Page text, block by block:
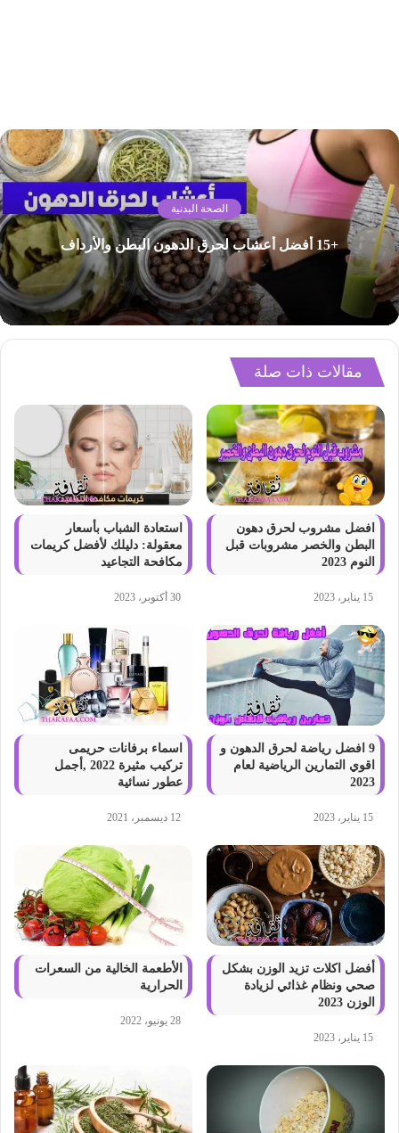
الصحة البدنية
+15 أفضل أعشاب لحرق الدهون البطن والأرداف
مقالات ذات صلة
افضل مشروب لحرق دهون
البطن والخصر مشروبات قبل
النوم 2023
15 يناير، 2023
استعادة الشباب بأسعار
معقولة: دليلك لأفضل كريمات
مكافحة التجاعيد
30 أكتوبر، 2023
9 افضل رياضة لحرق الدهون و
اقوي التمارين الرياضية لعام
2023
15 يناير، 2023
اسماء برفانات حريمى
تركيب مثيرة 2022 ,أجمل
عطور نسائية
12 ديسمبر، 2021
أفضل اكلات تزيد الوزن بشكل
صحي ونظام غذائي لزيادة
الوزن 2023
15 يناير، 2023
الأطعمة الخالية من السعرات
الحرارية
28 يونيو، 2022